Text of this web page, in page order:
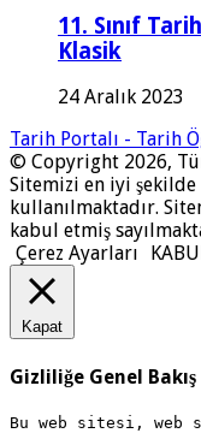
11. Sınıf
Klasik
24 Aralık 2023
Tarih Portalı - Tarih
© Copyright 2026,
Sitemizi en iyi
kullanılmaktadır.
kabul etmiş
Çerez Ayarları
Kapat
Gizliliğe Genel Bakış
Bu web sitesi, web